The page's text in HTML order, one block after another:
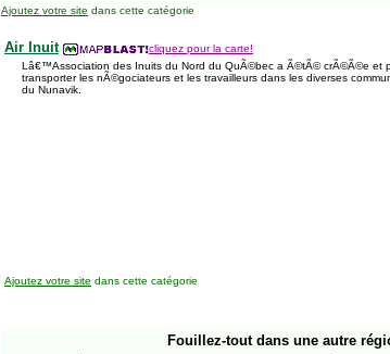
Ajoutez votre site dans cette catégorie
Air Inuit
cliquez pour la carte!
Lâ€™Association des Inuits du Nord du QuÃ©bec a Ã©tÃ© crÃ©Ã©e et
transporter les nÃ©gociateurs et les travailleurs dans les diverses
du Nunavik.
Ajoutez votre site dans cette catégorie
Fouillez-tout dans une autre